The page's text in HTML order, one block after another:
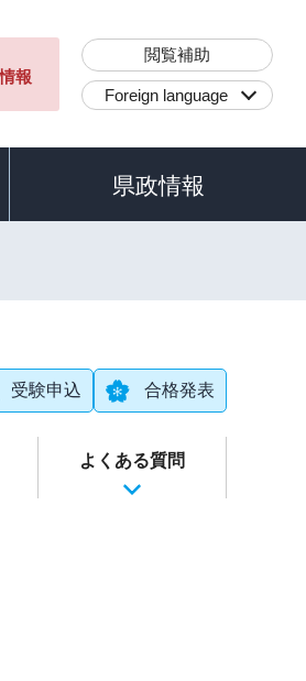
報
閲覧補助
Foreign language
県政情報
受験申込 合格発表
よくある質問